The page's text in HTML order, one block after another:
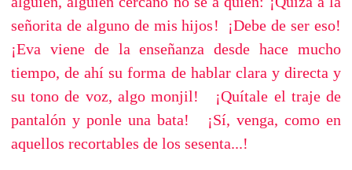
señorita de alguno de mis hijos! ¡Debe de ser eso!
¡Eva viene de la enseñanza desde hace mucho
tiempo, de ahí su forma de hablar clara y directa y
su tono de voz, algo monjil! ¡Quítale el traje de
pantalón y ponle una bata! ¡Sí, venga, como en
aquellos recortables de los sesenta...!